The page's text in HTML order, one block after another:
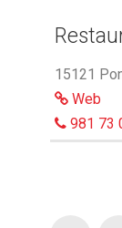
15121
Web
981 73